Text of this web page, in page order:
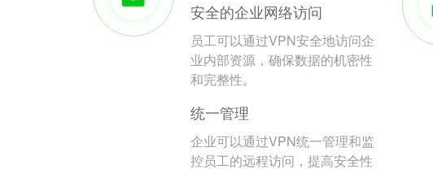
安全的企业网络访问
员工可以通过VPN安全地访问企
业内部资源，确保数据的机密性
和完整性。
统一管理
企业可以通过VPN统一管理和监
控员工的远程访问，提高安全性